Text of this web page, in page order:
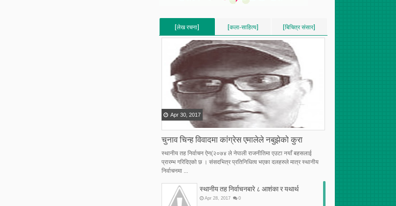
[लेख रचना]
[VERTICAL]
[RECENT][5]
[कला-साहित्य]
[VERTICAL]
[बिचित्र संसार]
[VERTICAL]
[RECENT][5]
चुनाव चिन्ह विवादमा कांग्रेस एमालेले नबुझेको कुरा
Apr 30 2017
स्थानीय तह निर्वाचन ऐन(२०७४ ले नेपाली राजनीतिमा एउटा नयाँ बहसलाई
प्रारम्भ गरिदिएको छ । संसदभित्र प्रतिनिधित्व भएका दलहरुले मात्र स्थानीय
निर्वाचनमा ...
स्थानीय तह निर्वाचनबारे ८ आशंका र यथार्थ
Apr 28 2017 0